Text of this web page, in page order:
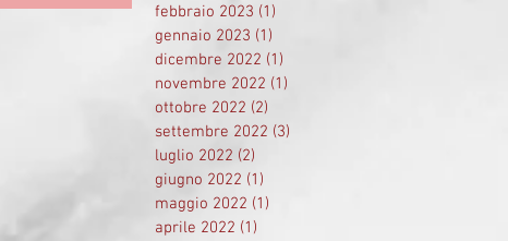
febbraio 2023 (1)
gennaio 2023 (1)
dicembre 2022 (1)
novembre 2022 (1)
ottobre 2022 (2)
settembre 2022 (3)
luglio 2022 (2)
giugno 2022 (1)
maggio 2022 (1)
aprile 2022 (1)